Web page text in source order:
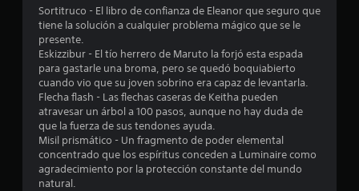
n
t
o
t
l
e
p
s
a
r
l
o
s
b
o
Sortitruco - El libro de confianza de Eleanor que seguro que
tiene la solución a cualquier problema mágico que se le
presente.
Eskizzibur - El tío herrero de Maruto la forjó esta espada
para gastarle una broma, pero se quedó boquiabierto
cuando vio que su joven sobrino era capaz de levantarla.
Flecha flash - Las flechas caseras de Keitha pueden
atravesar un árbol a 100 pasos, aunque no hay duda de
que la fuerza de sus tendones ayuda.
Misil prismático - Un fragmento de poder elemental
concentrado que los espíritus conceden a Luminaire como
agradecimiento por la protección constante del mundo
natural.